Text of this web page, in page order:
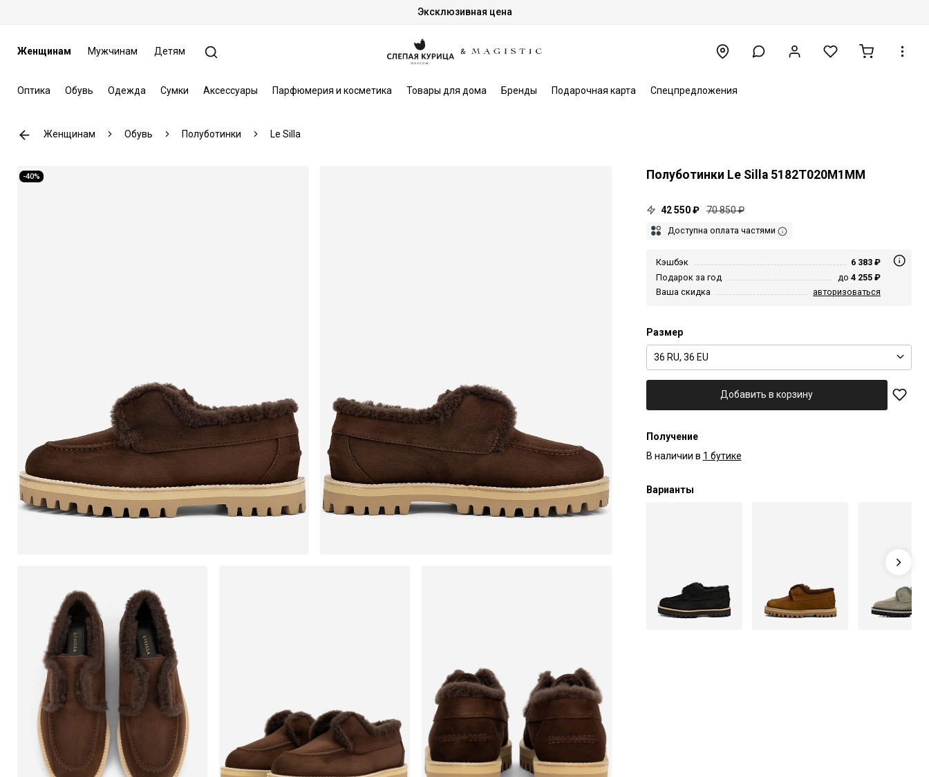
Эксклюзивная цена
Женщинам Мужчинам Детям
Оптика Обувь Одежда Сумки Аксессуары Парфюмерия и косметика Товары для дома Бренды Подарочная карта Спецпредложения
Женщинам Обувь Полуботинки Le Silla
-40% Полуботинки Le Silla 5182T020M1MM
42 550 ₽ 70 850 ₽
Доступна оплата частями
Кэшбэк
6 383 ₽
Подарок за год
до 4 255 ₽
Ваша скидка
авторизоваться
Размер
36 RU, 36 EU
Добавить в корзину
Получение
В наличии в 1 бутике
Варианты